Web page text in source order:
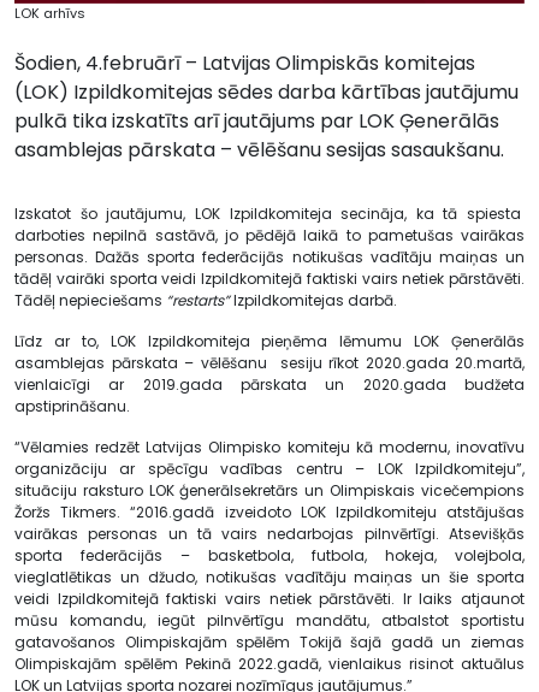
LOK arhīvs
Šodien, 4.februārī – Latvijas Olimpiskās komitejas
(LOK) Izpildkomitejas sēdes darba kārtības jautājumu
pulkā tika izskatīts arī jautājums par LOK Ģenerālās
asamblejas pārskata – vēlēšanu sesijas sasaukšanu.
Izskatot šo jautājumu, LOK Izpildkomiteja secināja, ka tā spiesta
darboties nepilnā sastāvā, jo pēdējā laikā to pametušas vairākas
personas. Dažās sporta federācijās notikušas vadītāju maiņas un
tādēļ vairāki sporta veidi Izpildkomitejā faktiski vairs netiek pārstāvēti.
Tādēļ nepieciešams “restarts”Izpildkomitejas darbā.
Līdz ar to, LOK Izpildkomiteja pieņēma lēmumu LOK Ģenerālās
asamblejas pārskata – vēlēšanu sesiju rīkot 2020.gada 20.martā,
vienlaicīgi ar 2019.gada pārskata un 2020.gada budžeta
apstiprināšanu.
“Vēlamies redzēt Latvijas Olimpisko komiteju kā modernu, inovatīvu
organizāciju ar spēcīgu vadības centru – LOK Izpildkomiteju”,
situāciju raksturo LOK ģenerālsekretārs un Olimpiskais vicečempions
Žoržs Tikmers. “2016.gadā izveidoto LOK Izpildkomiteju atstājušas
vairākas personas un tā vairs nedarbojas pilnvērtīgi. Atsevišķās
sporta federācijās – basketbola, futbola, hokeja, volejbola,
vieglatlētikas un džudo, notikušas vadītāju maiņas un šie sporta
veidi Izpildkomitejā faktiski vairs netiek pārstāvēti. Ir laiks atjaunot
mūsu komandu, iegūt pilnvērtīgu mandātu, atbalstot sportistu
gatavošanos Olimpiskajām spēlēm Tokijā šajā gadā un ziemas
Olimpiskajām spēlēm Pekinā 2022.gadā, vienlaikus risinot aktuālus
LOK un Latvijas sporta nozarei nozīmīgus jautājumus.”